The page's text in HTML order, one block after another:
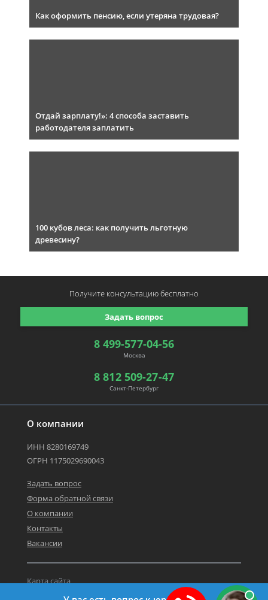
Как оформить пенсию, если утеряна трудовая?
Отдай зарплату!»: 4 способа заставить
работодателя заплатить
100 кубов леса: как получить льготную
древесину?
О компании
ИНН 8280169749
ОГРН 1175029690043
Задать вопрос
Форма обратной связи
О компании
Контакты
Вакансии
Карта сайта
Политика персональных данных
8 499-577-04-56
Москва
8 812 509-27-47
Санкт-Петербург
Задать вопрос
Получите консультациюбесплатно